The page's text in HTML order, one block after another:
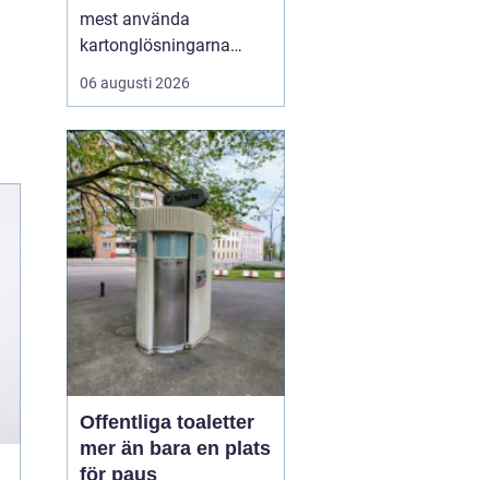
mest använda
kartonglösningarna
inom transport och
logistik, och många
leverantörer som
standardpack.se för att
säkra både kvalitet och
flexibilitet. En s...
06 augusti 2026
Offentliga toaletter
mer än bara en plats
för paus